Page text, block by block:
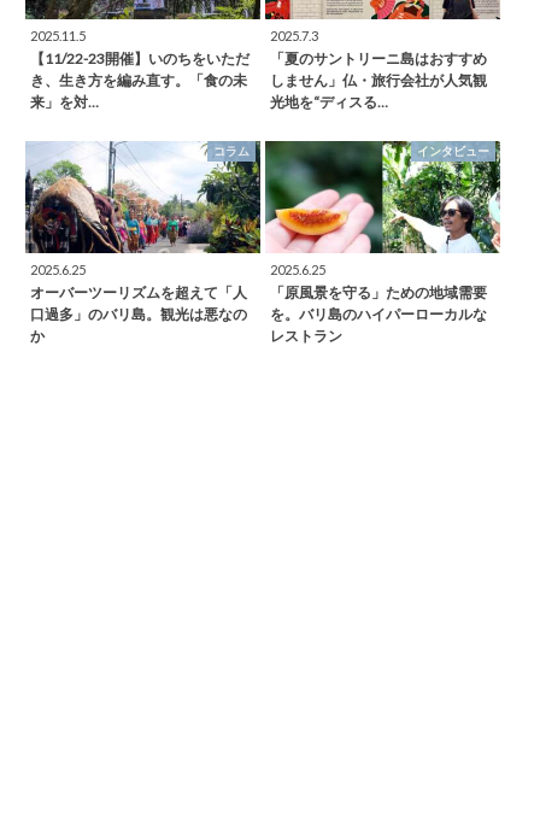
2025.11.5
【11/22-23開催】いのちをいただ
き、生き方を編み直す。「食の未
来」を対…
2025.7.3
「夏のサントリーニ島はおすすめ
しません」仏・旅行会社が人気観
光地を“ディスる…
コラム
2025.6.25
オーバーツーリズムを超えて「人
口過多」のバリ島。観光は悪なの
か
インタビュー
2025.6.25
「原風景を守る」ための地域需要
を。バリ島のハイパーローカルな
レストラン